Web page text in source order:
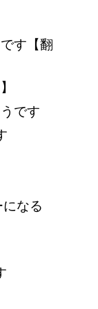
す【翻
です
なる